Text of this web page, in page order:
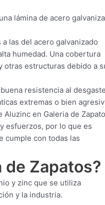
lámina de acero
las del acero galvanizado
humedad. Una cobertura
otras estructuras debido a
resistencia al
extremas o bien
en Galeria de
esfuerzos, por lo que es
cumple con todas las
de Zapatos?
y zinc que se utiliza
y la industria.